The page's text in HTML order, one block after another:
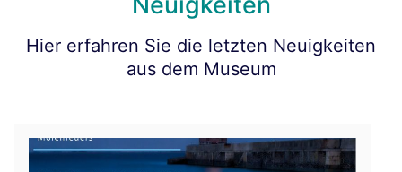
Hier erfahren Sie die letzten Neuigkeiten
aus dem Museum